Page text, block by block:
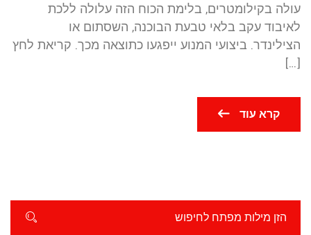
עולה בקילומטרים, בלימת הכוח הזה עלולה ללכת
לאיבוד עקב בלאי טבעת הבוכנה, השסתום או
הצילינדר. ביצועי המנוע ייפגעו כתוצאה מכך. קריאת לחץ
[…]
קרא עוד